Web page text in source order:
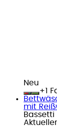
Neu
+
mit
Bassetti